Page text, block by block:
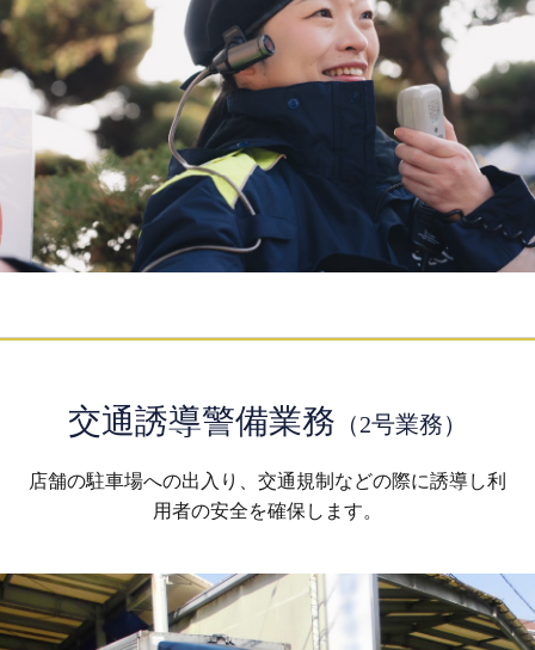
交通誘導警備業務 （2号業務）
店舗の駐車場への出入り、交通規制などの際に誘導し利
用者の安全を確保します。